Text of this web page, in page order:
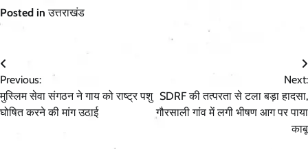
Posted inउत्तराखंड
Post
navigation
Previous:
मुस्लिम सेवा संगठन ने गाय को राष्ट्र पशु
घोषित करने की मांग उठाई
Next:
SDRF की तत्परता से टला बड़ा हादसा,
गौरसाली गांव में लगी भीषण आग पर पाया
काबू